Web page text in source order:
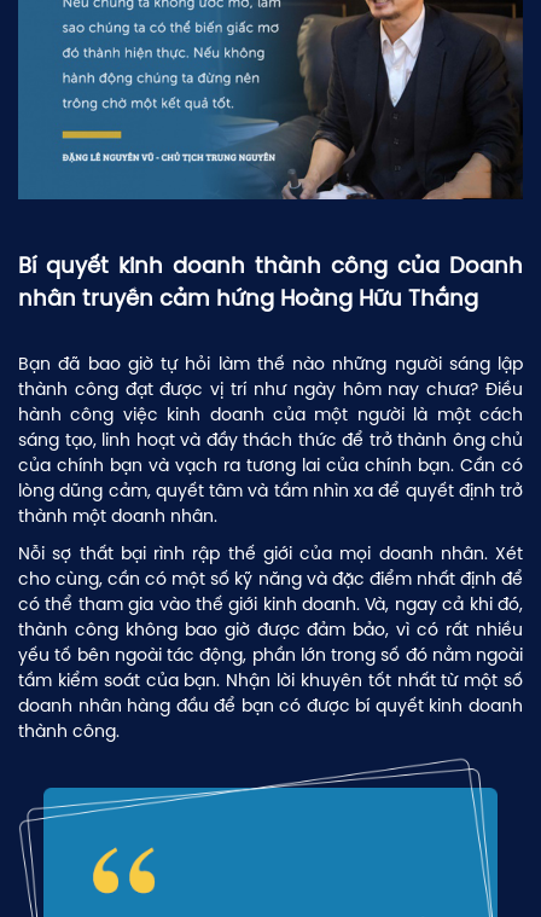
Bí quyết kinh doanh thành công của Doanh
nhân truyền cảm hứng Hoàng Hữu Thắng
Bạn đã bao giờ tự hỏi làm thế nào những người sáng lập
thành công đạt được vị trí như ngày hôm nay chưa? Điều
hành công việc kinh doanh của một người là một cách
sáng tạo, linh hoạt và đầy thách thức để trở thành ông chủ
của chính bạn và vạch ra tương lai của chính bạn. Cần có
lòng dũng cảm, quyết tâm và tầm nhìn xa để quyết định trở
thành một doanh nhân.
Nỗi sợ thất bại rình rập thế giới của mọi doanh nhân. Xét
cho cùng, cần có một số kỹ năng và đặc điểm nhất định để
có thể tham gia vào thế giới kinh doanh. Và, ngay cả khi đó,
thành công không bao giờ được đảm bảo, vì có rất nhiều
yếu tố bên ngoài tác động, phần lớn trong số đó nằm ngoài
tầm kiểm soát của bạn. Nhận lời khuyên tốt nhất từ ​​một số
doanh nhân hàng đầu để bạn có được bí quyết kinh doanh
thành công.